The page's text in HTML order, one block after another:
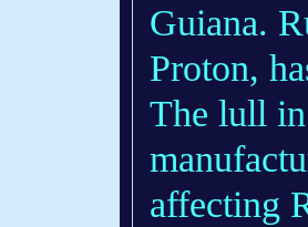
Guiana.
Proton,
The lull
affecting